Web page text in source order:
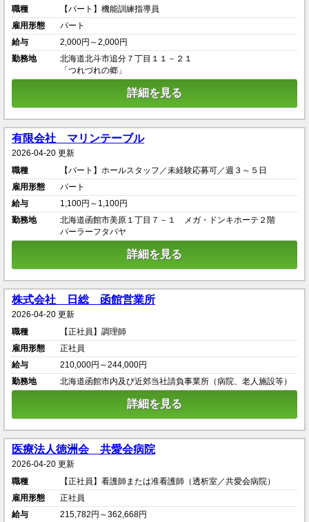
職種
【パート】機能訓練指導員
雇用形態
パート
給与
2,000円～2,000円
勤務地
北海道北斗市追分７丁目１１－２１
「つれづれの郷」
詳細を見る
有限会社 マリンテーブル
2026-04-20 更新
職種
【パート】ホールスタッフ／未経験応募可／週３～５日
雇用形態
パート
給与
1,100円～1,100円
勤務地
北海道函館市美原１丁目７－１ メガ・ドンキホーテ２階
パーラーフタバヤ
詳細を見る
株式会社 日総 函館営業所
2026-04-20 更新
職種
【正社員】調理師
雇用形態
正社員
給与
210,000円～244,000円
勤務地
北海道函館市内及び近郊当社請負事業所（病院、老人施設等）
詳細を見る
医療法人徳洲会 共愛会病院
2026-04-20 更新
職種
【正社員】看護師または准看護師（透析室／共愛会病院）
雇用形態
正社員
給与
215,782円～362,668円